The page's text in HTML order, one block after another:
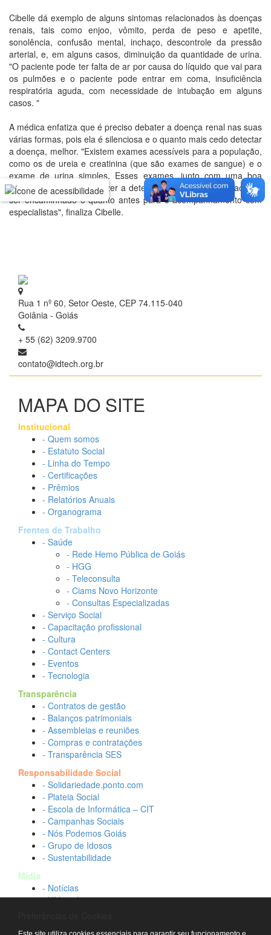
Cibelle dá exemplo de alguns sintomas relacionados às doenças
renais, tais como enjoo, vômito, perda de peso e apetite,
sonolência, confusão mental, inchaço, descontrole da pressão
arterial, e, em alguns casos, diminuição da quantidade de urina.
"O paciente pode ter falta de ar por causa do líquido que vai para
os pulmões e o paciente pode entrar em coma, insuficiência
respiratória aguda, com necessidade de intubação em alguns
casos. "
A médica enfatiza que é preciso debater a doença renal nas suas
várias formas, pois ela é silenciosa e o quanto mais cedo detectar
a doença, melhor. "Existem exames acessíveis para a população,
como os de ureia e creatinina (que são exames de sangue) e o
exame de urina simples. Esses exames, junto com uma boa
história clínica, podem fazer a detecção precoce e esse paciente
ser encaminhado o quanto antes para o acompanhamento com
especialistas", finaliza Cibelle.
Rua 1 nº 60, Setor Oeste, CEP 74.115-040
Goiânia - Goiás
+ 55 (62) 3209.9700
contato@idtech.org.br
MAPA DO SITE
Institucional
- Quem somos
- Estatuto Social
- Linha do Tempo
- Certificações
- Prêmios
- Relatórios Anuais
- Organograma
Frentes de Trabalho
- Saúde
- Rede Hemo Pública de Goiás
- HGG
- Teleconsulta
- Ciams Novo Horizonte
- Consultas Especializadas
- Serviço Social
- Capacitação profissional
- Cultura
- Contact Centers
- Eventos
- Tecnologia
Transparência
- Contratos de gestão
- Balanços patrimoniais
- Assembleias e reuniões
- Compras e contratações
- Transparência SES
Responsabilidade Social
- Solidariedade.ponto.com
- Plateia Social
- Escola de Informática – CIT
- Campanhas Sociais
- Nós Podemos Goiás
- Grupo de Idosos
- Sustentabilidade
Mídia
- Notícias
- Vídeos Institucionais
Contato